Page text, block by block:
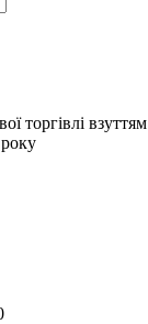
торгівлі взуттям